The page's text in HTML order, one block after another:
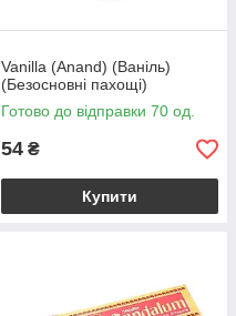
Vanilla (Anand) (Ваніль)
(Безосновні пахощі)
Готово до відправки 70 од.
54 ₴
Купити